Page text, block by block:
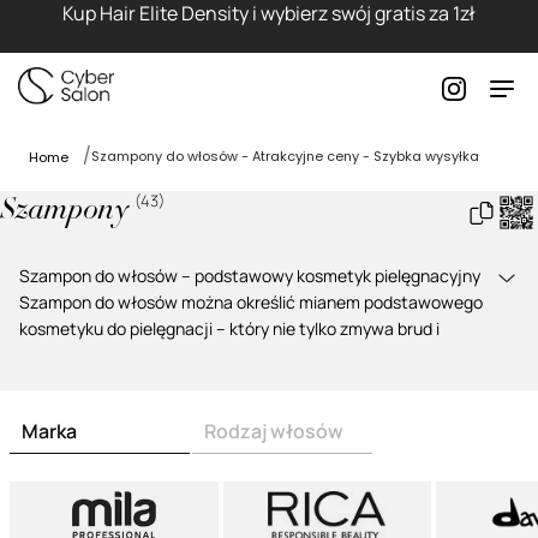
Kup Hair Elite Density i wybierz swój gratis za 1zł
Home Szampony do włosów - Atrakcyjne ceny - Szybka wysyłka
Szampony (43)
Szampon do włosów – podstawowy kosmetyk pielęgnacyjny
Szampon do włosów można określić mianem podstawowego
kosmetyku do pielęgnacji– który nie tylko zmywa brud i
Profesjonalne szampony do codziennej pielęgnacji włosów
W naszym katalogu znajdzieszmarkowe, profesjonalne
szampony do codziennej pielęgnacji włosów
każdego rodzaju i
o określonych potrzebach. Oferujemy wybór najlepszych
Marka Rodzaj włosów